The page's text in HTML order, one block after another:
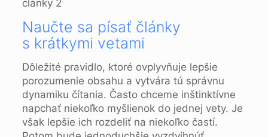
Naučte sa písať články
s krátkymi vetami
Dôležité pravidlo, ktoré ovplyvňuje lepšie
porozumenie obsahu a vytvára tú správnu
dynamiku čítania. Často chceme inštinktívne
napchať niekoľko myšlienok do jednej vety. Je
však lepšie ich rozdeliť na niekoľko častí.